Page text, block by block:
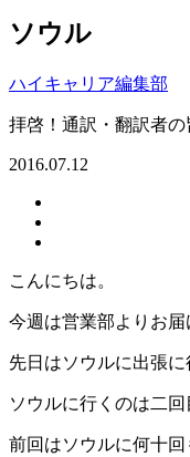
ソウル
ハイキャリア編集部
拝啓！通訳・翻訳者の
2016.07.12
こんにちは。
今週は営業部よりお届
先日はソウルに出張に
ソウルに行くのは二回
前回はソウルに何十